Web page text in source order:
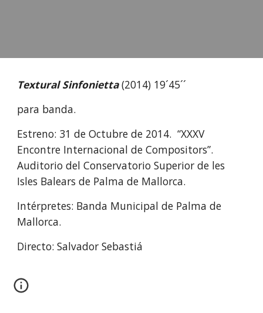
Textural Sinfonietta(2014) 19´45´´
para banda.
Estreno: 31 de Octubre de 2014. “XXXV
Encontre Internacional de Compositors”.
Auditorio del Conservatorio Superior de les
Isles Balears de Palma de Mallorca.
Intérpretes: Banda Municipal de Palma de
Mallorca.
Directo: Salvador Sebastiá